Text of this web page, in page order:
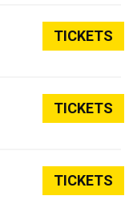
TICKETS
TICKETS
TICKETS